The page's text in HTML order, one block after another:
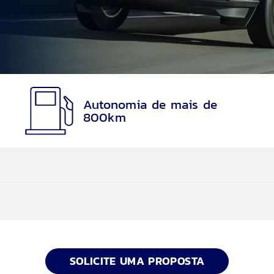
Autonomia de mais de
800km
Escorregadio, Eco, Sport e Rebocar/Transp
parcelas são reduzidas e, no final, você utiliza o seu
SOLICITE UMA PROPOSTA